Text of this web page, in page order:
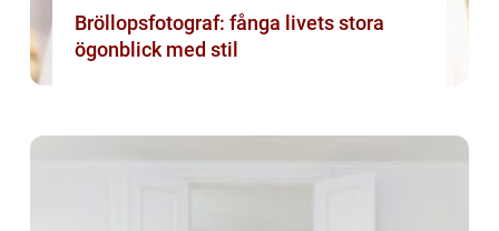
Bröllopsfotograf: fånga livets stora
ögonblick med stil